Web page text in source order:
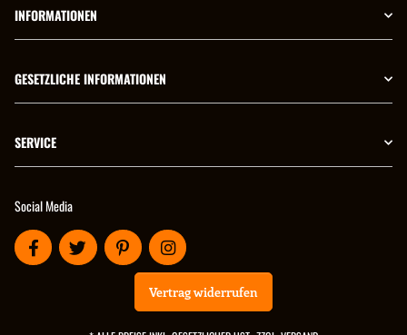
INFORMATIONEN
GESETZLICHE INFORMATIONEN
SERVICE
Social Media
Vertrag widerrufen